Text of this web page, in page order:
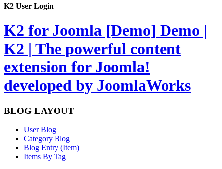
K2 User Login
K2 for Joomla [Demo] Demo |
K2 | The powerful content
extension for Joomla!
developed by JoomlaWorks
BLOG LAYOUT
User Blog
Category Blog
Blog Entry (Item)
Items By Tag